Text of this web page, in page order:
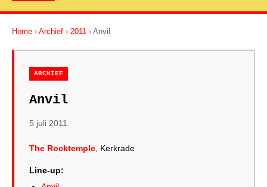
Home › Archief › 2011 › Anvil
ARCHIEF
Anvil
5 juli 2011
The Rocktemple , Kerkrade
Line-up: